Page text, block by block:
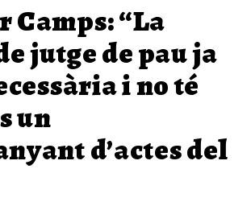
Camps: “La
jutge de pau ja
i no té
un
d’actes del